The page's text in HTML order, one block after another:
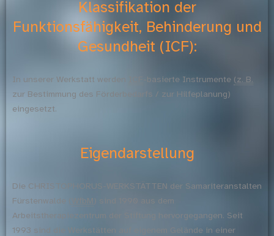
Klassifikation der
Funktionsfähigkeit, Behinderung und
Gesundheit (ICF):
In unserer Werkstatt werden -basierte Instrumente (z. B.
zur Bestimmung des Förderbedarfs / zur Hilfeplanung)
eingesetzt.
Eigendarstellung
Die CHRISTOPHORUS-WERKSTÄTTEN der Samariteranstalten
Fürstenwalde (
WfbM) sind 1990 aus dem
Arbeitstherapiezentrum der Stiftung hervorgegangen. Seit
1993 sind die Werkstätten auf eigenem Gelände in einer